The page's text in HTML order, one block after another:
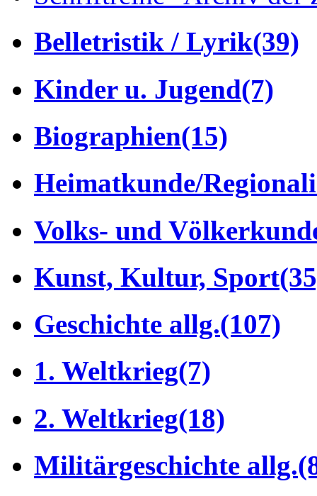
Belletristik / Lyrik(39)
Kinder u. Jugend(7)
Biographien(15)
Heimatkunde/
Volks- und
Kunst, Kultur, Sport
Geschichte allg.(107)
1. Weltkrieg(7)
2. Weltkrieg(18)
Militärgeschichte allg.